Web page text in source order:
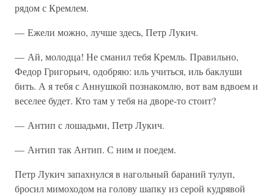
рядом с Кремлем.
— Ежели можно, лучше здесь, Петр Лукич.
— Ай, молодца! Не сманил тебя Кремль. Правильно,
Федор Григорьич, одобряю: иль учиться, иль баклуши
бить. А я тебя с Аннушкой познакомлю, вот вам вдвоем и
веселее будет. Кто там у тебя на дворе-то стоит?
— Антип с лошадьми, Петр Лукич.
— Антип так Антип. С ним и поедем.
Петр Лукич запахнулся в нагольный бараний тулуп,
бросил мимоходом на голову шапку из серой кудрявой